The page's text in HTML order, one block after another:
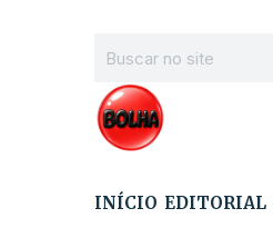
INÍCIO EDITORIAL